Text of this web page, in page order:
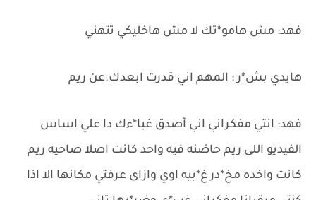
فهد: مش هامو*تك لا مش هاخليكي تتهني
هايدي بش*ر : المهم اني قدرت ابعدك.عن ريم
فهد: انتي مفكراني اني أصدق غبا*ءك دا علي اساس
الفيديو اللى ريم حاضنه فيه واحد كانت اصلا صاحيه ريم
كانت واخده مخ*در غ*بيه اوي وازاى عرفتي مكانها الا اذا